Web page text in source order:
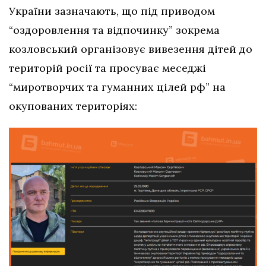
України зазначають, що під приводом
“оздоровлення та відпочинку” зокрема
козловський організовує вивезення дітей до
територій росії та просуває меседжі
“миротворчих та гуманних цілей рф” на
окупованих територіях: